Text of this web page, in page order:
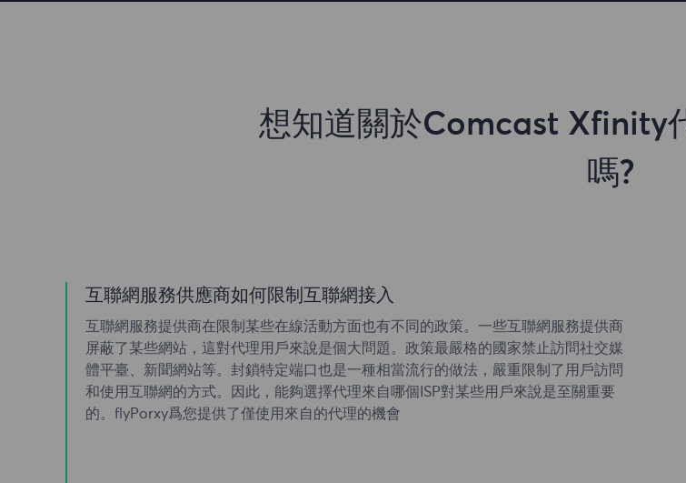
想知道關於Comcast Xfinity
嗎?
互聯網服務供應商如何限制互聯網接入
互聯網服務提供商在限制某些在線活動方面也有不同的政策。一些互聯網服務提供商
屏蔽了某些網站，這對代理用戶來說是個大問題。政策最嚴格的國家禁止訪問社交媒
體平臺、新聞網站等。封鎖特定端口也是一種相當流行的做法，嚴重限制了用戶訪問
和使用互聯網的方式。因此，能夠選擇代理來自哪個ISP對某些用戶來說是至關重要
的。flyPorxy爲您提供了僅使用來自的代理的機會